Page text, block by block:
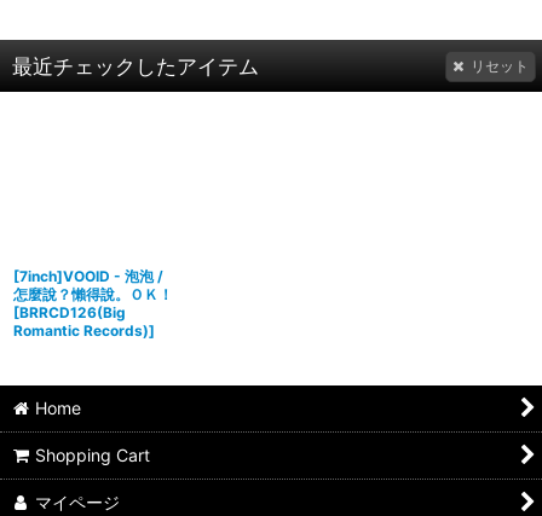
最近チェックしたアイテム リセット
[7inch]VOOID - 泡泡 /
怎麼說？懶得說。ＯＫ！
[BRRCD126(Big
Romantic Records)]
Home
Shopping Cart
マイページ